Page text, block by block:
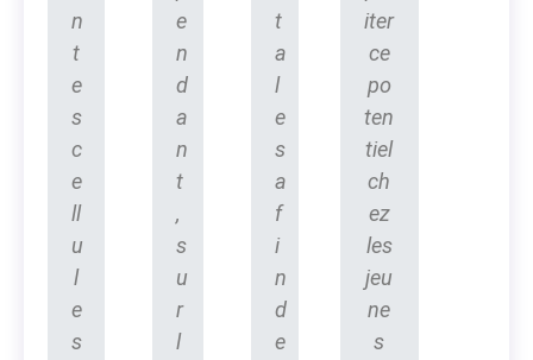
n
t
e
s
c
e
ll
u
l
e
s
e
n
d
a
n
t
,
s
u
r
l
t
a
l
e
s
a
f
i
n
d
e
iter
ce
po
ten
tiel
ch
ez
les
jeu
ne
s